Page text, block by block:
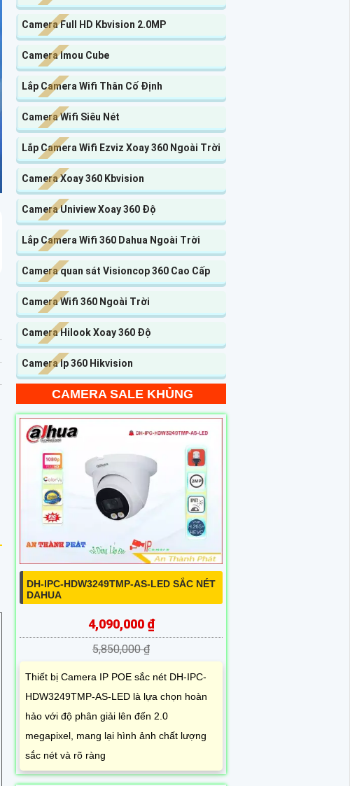
Camera Full HD Kbvision 2.0MP
Camera Imou Cube
Lắp Camera Wifi Thân Cố Định
Camera Wifi Siêu Nét
Lắp Camera Wifi Ezviz Xoay 360 Ngoài Trời
Camera Xoay 360 Kbvision
Camera Uniview Xoay 360 Độ
Lắp Camera Wifi 360 Dahua Ngoài Trời
Camera quan sát Visioncop 360 Cao Cấp
Camera Wifi 360 Ngoài Trời
Camera Hilook Xoay 360 Độ
Camera Ip 360 Hikvision
CAMERA SALE KHỦNG
DH-IPC-HDW3249TMP-AS-LED SẮC NÉT
DAHUA
4,090,000 ₫
5,850,000 ₫
Thiết bị Camera IP POE sắc nét DH-IPC-
HDW3249TMP-AS-LED là lựa chọn hoàn
hảo với độ phân giải lên đến 2.0
megapixel, mang lại hình ảnh chất lượng
sắc nét và rõ ràng